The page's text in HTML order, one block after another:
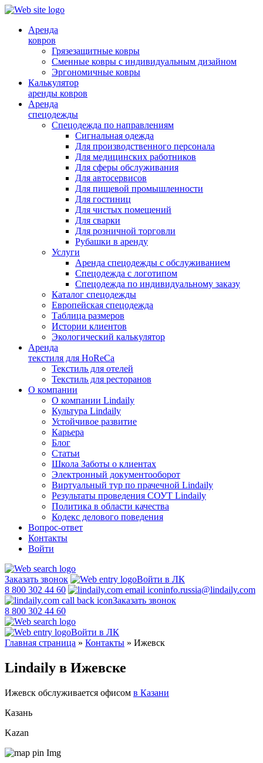
Аренда
ковров
Грязезащитные ковры
Сменные ковры с индивидуальным дизайном
Эргономичные ковры
Калькулятор
аренды ковров
Аренда
спецодежды
Спецодежда по направлениям
Сигнальная одежда
Для производственного персонала
Для медицинских работников
Для сферы обслуживания
Для автосервисов
Для пищевой промышленности
Для гостиниц
Для чистых помещений
Для сварки
Для розничной торговли
Рубашки в аренду
Услуги
Аренда спецодежды с обслуживанием
Спецодежда с логотипом
Спецодежда по индивидуальному заказу
Каталог спецодежды
Европейская спецодежда
Таблица размеров
Истории клиентов
Экологический калькулятор
Аренда
текстиля для HoReCa
Текстиль для отелей
Текстиль для ресторанов
О компании
О компании Lindaily
Культура Lindaily
Устойчивое развитие
Карьера
Блог
Статьи
Школа Заботы о клиентах
Электронный документооборот
Виртуальный тур по прачечной Lindaily
Результаты проведения СОУТ Lindaily
Политика в области качества
Кодекс делового поведения
Вопрос-ответ
Контакты
Войти
Заказать звонок
Войти в ЛК
8 800 302 44 60
info.russia@lindaily.com
Заказать звонок
8 800 302 44 60
Войти в ЛК
Главная страница » Контакты » Ижевск
Lindaily в Ижевске
Ижевск обслуживается офисом в Казани
Казань
Kazan